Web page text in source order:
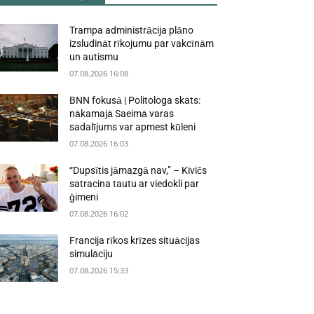
Trampa administrācija plāno
izsludināt rīkojumu par vakcīnām
un autismu
07.08.2026 16:08
BNN fokusā | Politologa skats:
nākamajā Saeimā varas
sadalījums var apmest kūleni
07.08.2026 16:03
“Dupsītis jāmazgā nav,” – Kivičs
satracina tautu ar viedokli par
ģimeni
07.08.2026 16:02
Francija rīkos krīzes situācijas
simulāciju
07.08.2026 15:33